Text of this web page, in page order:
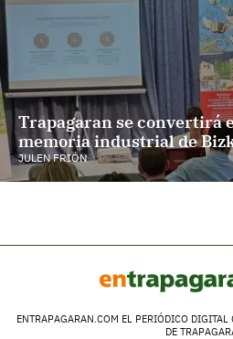
Trapagaran se convertirá
memoria industrial de
JULEN FRIÓN
ENTRAPAGARAN.COM EL PERIÓDICO
DE